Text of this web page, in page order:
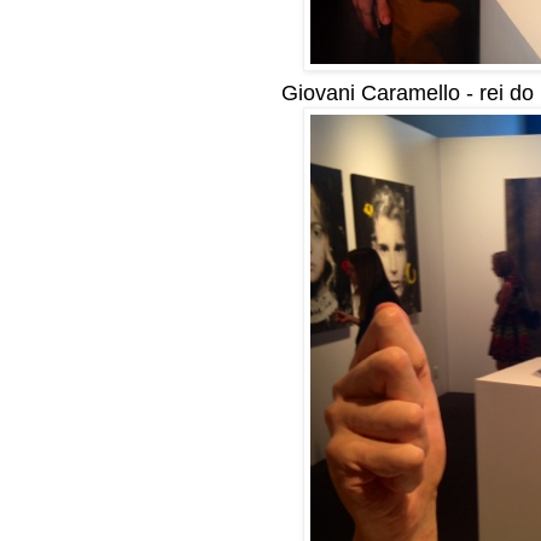
Giovani Caramello - rei do